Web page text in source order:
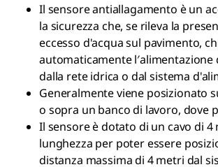
Il sensore antiallagamento è un
la sicurezza che, se rileva la
eccesso d'acqua sul pavimento,
automaticamente l′alimentazione
dalla rete idrica o dal sistema
Generalmente viene posizionato
o sopra un banco di lavoro, dove
Il sensore è dotato di un cavo di 4
lunghezza per poter essere
distanza massima di 4 metri dal